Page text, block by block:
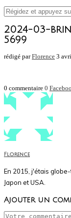
2024-03-
5699
rédigé parFlorence 3
0 commentaire 0
Florence
En 2015, j'étais
Japon et USA.
Ajouter un